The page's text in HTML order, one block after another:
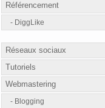
Référencement
DiggLike
Réseaux sociaux
Tutoriels
Webmastering
Blogging